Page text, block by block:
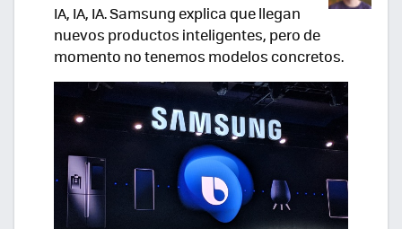
IA, IA, IA. Samsung explica que llegan
nuevos productos inteligentes, pero de
momento no tenemos modelos concretos.